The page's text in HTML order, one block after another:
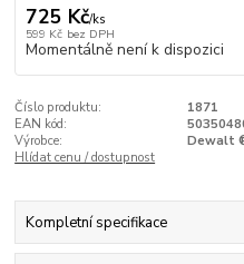
725 Kč/ks
599 Kč bez DPH
Momentálně není k dispozici
Číslo produktu:
1871
EAN kód:
Výrobce:
Dewalt
Hlídat cenu / dostupnost
Kompletní specifikace